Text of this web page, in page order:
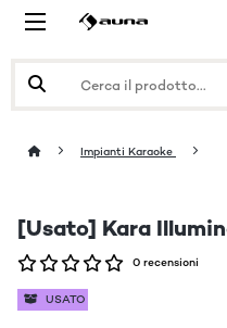
Impianti Karaoke
[Usato] Kara
0 recensioni
USATO